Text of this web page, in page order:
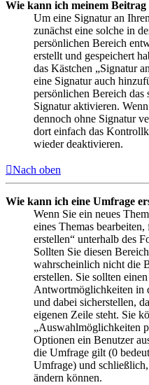
Wie kann ich meinem
Um eine Signatur an
zunächst eine solche in
persönlichen Bereich
erstellt und gespeichert
das Kästchen „Signatur
eine Signatur auch
persönlichen Bereich das
Signatur aktivieren.
dennoch ohne Signatur
dort einfach das
wieder deaktivieren.
Nach oben
Wie kann ich eine Umfrage
Wenn Sie ein neues
eines Themas
erstellen“ unterhalb des
Sollten Sie diesen
wahrscheinlich nicht die
erstellen. Sie sollten
Antwortmöglichkeiten in
und dabei sicherstellen,
eigenen Zeile steht. Sie
„Auswahlmöglichkeiten
Optionen ein Benutzer
die Umfrage gilt (0
Umfrage) und
ändern können.